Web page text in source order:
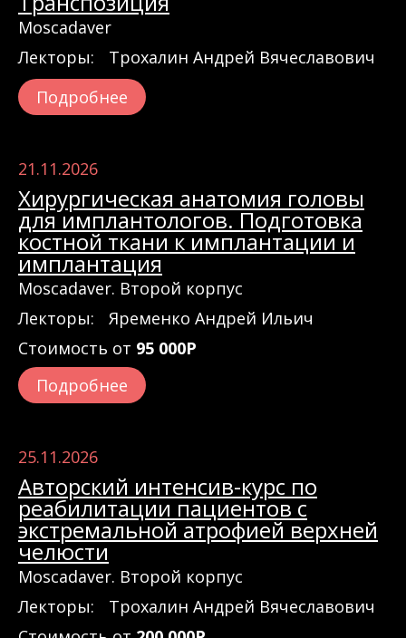
Moscadaver
Лекторы:
Трохалин Андрей Вячеславович
Подробнее
21.11.2026
Хирургическая анатомия головы
для имплантологов. Подготовка
костной ткани к имплантации и
имплантация
Moscadaver. Второй корпус
Лекторы:
Яременко Андрей Ильич
Стоимость от 95 000Р
Подробнее
25.11.2026
Авторский интенсив-курс по
реабилитации пациентов с
экстремальной атрофией верхней
челюсти
Moscadaver. Второй корпус
Лекторы:
Трохалин Андрей Вячеславович